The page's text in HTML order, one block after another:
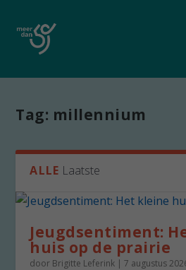
Tag: millennium
ALLE Laatste
Jeugdsentiment:
huis op de prairie
door Brigitte Leferink |7 augustus